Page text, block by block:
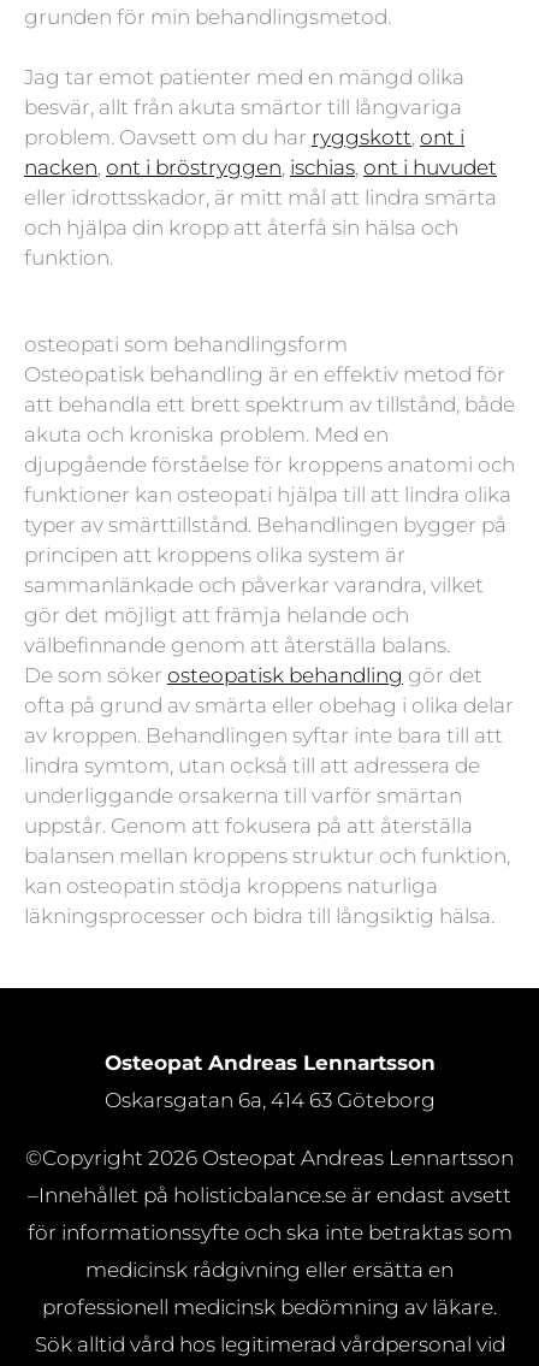
grunden för min behandlingsmetod.
Jag tar emot patienter med en mängd olika
besvär, allt från akuta smärtor till långvariga
problem. Oavsett om du har ryggskott, ont i
nacken, ont i bröstryggen, ischias, ont i huvudet
eller idrottsskador, är mitt mål att lindra smärta
och hjälpa din kropp att återfå sin hälsa och
funktion.
osteopati som behandlingsform
Osteopatisk behandling är en effektiv metod för
att behandla ett brett spektrum av tillstånd, både
akuta och kroniska problem. Med en
djupgående förståelse för kroppens anatomi och
funktioner kan osteopati hjälpa till att lindra olika
typer av smärttillstånd. Behandlingen bygger på
principen att kroppens olika system är
sammanlänkade och påverkar varandra, vilket
gör det möjligt att främja helande och
välbefinnande genom att återställa balans.
De som söker osteopatisk behandling gör det
ofta på grund av smärta eller obehag i olika delar
av kroppen. Behandlingen syftar inte bara till att
lindra symtom, utan också till att adressera de
underliggande orsakerna till varför smärtan
uppstår. Genom att fokusera på att återställa
balansen mellan kroppens struktur och funktion,
kan osteopatin stödja kroppens naturliga
läkningsprocesser och bidra till långsiktig hälsa.
Osteopat Andreas Lennartsson
Oskarsgatan 6a, 414 63 Göteborg
©Copyright 2026 Osteopat Andreas Lennartsson
–Innehållet på holisticbalance.se är endast avsett
för informationssyfte och ska inte betraktas som
medicinsk rådgivning eller ersätta en
professionell medicinsk bedömning av läkare.
Sök alltid vård hos legitimerad vårdpersonal vid